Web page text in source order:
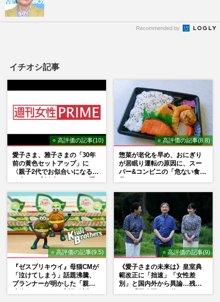
Recommended by
イチオシ記事
⭐ 高評価の記事(10)
愛子さま、雅子さまの「30年
前の黄色セットアップ」に
〈親子2代でお似合いになる〉
⭐ 高評価の記事(8.8)
惣菜が老化を早め、おにぎり
が居眠り運転の原因に、スー
パー&コンビニの「危ない食
⭐ 高評価の記事(9.5)
『ゼスプリキウイ』母猫CMが
「泣けてしまう」話題沸騰、
プランナーが明かした「親に
⭐ 高評価の記事(9)
《愛子さまの未来は》皇室典
範改正に「拙速」「女性差
別」と国内外から異論…残さ